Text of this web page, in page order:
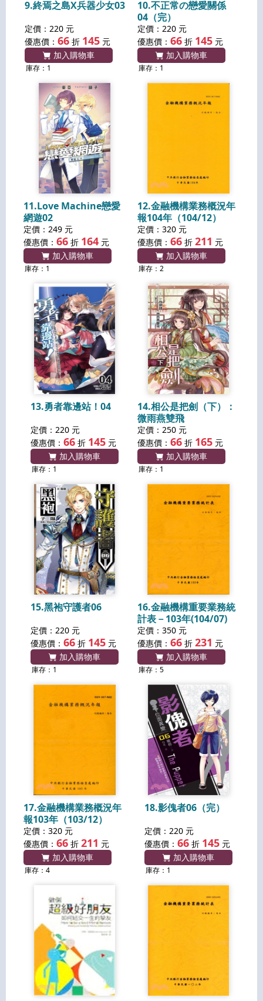
9.終焉之島X兵器少女03
定價：220 元
優惠價： 66折 145元
加入購物車
庫存：1
10.不正常の戀愛關係
04（完）
定價：220 元
優惠價： 66 折 145 元
加入購物車
庫存：1
11.Love Machine戀愛
網遊02
定價：249 元
優惠價： 66 折 164 元
加入購物車
庫存：1
12.金融機構業務概況年
報104年（104/12）
定價：320 元
優惠價： 66 折 211 元
加入購物車
庫存：2
13.勇者靠邊站！04
定價：220 元
優惠價： 66 折 145 元
加入購物車
庫存：1
14.相公是把劍（下）：
微雨燕雙飛
定價：250 元
優惠價： 66 折 165 元
加入購物車
庫存：1
15.黑袍守護者06
定價：220 元
優惠價： 66 折 145 元
加入購物車
庫存：1
16.金融機構重要業務統
計表－103年(104/07)
定價：350 元
優惠價： 66 折 231 元
加入購物車
庫存：5
17.金融機構業務概況年
報103年（103/12）
定價：320 元
優惠價： 66 折 211 元
加入購物車
庫存：4
18.影傀者06（完）
定價：220 元
優惠價： 66 折 145 元
加入購物車
庫存：1